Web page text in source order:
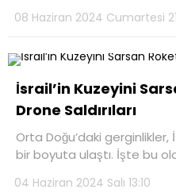
08 Haziran 2024 Cumartesi
İsrail’in Kuzeyini
Drone Saldırıları
Orta Doğu’daki gerginlikler,
bir boyuta ulaştı. İşte bu
04 Haziran 2024 Salı 13:10